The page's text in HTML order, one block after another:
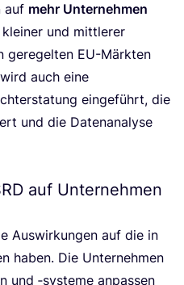
auf mehr Unter­neh­men
und mitt­le­rer
gere­gel­ten EU-Märk­ten
wird auch eine
ein­ge­führt, die
und die Daten­ana­ly­se
auf Unternehmen
Aus­wir­kun­gen auf die in
haben. Die Unter­neh­men
und ‑sys­te­me anpas­sen